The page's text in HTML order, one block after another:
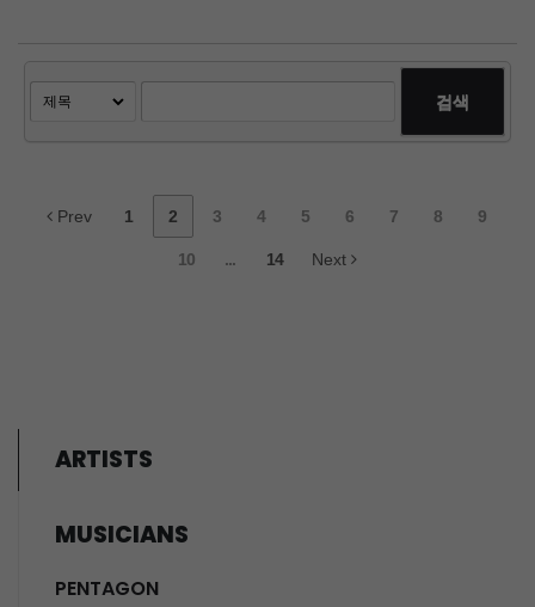
검색
Prev 1 2 3 4 5 6 7 8 9
10 ... 14 Next
ARTISTS
MUSICIANS
PENTAGON